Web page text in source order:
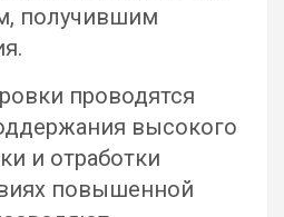
получившим
проводятся
высокого
и отработки
повышенной